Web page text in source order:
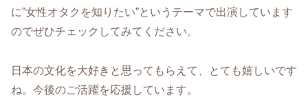
に”女性オタクを知りたい”というテーマで出演しています
のでぜひチェックしてみてください。
日本の文化を大好きと思ってもらえて、とても嬉しいです
ね。今後のご活躍を応援しています。